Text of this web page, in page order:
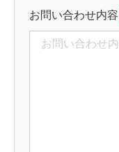
お問い合わせ内容